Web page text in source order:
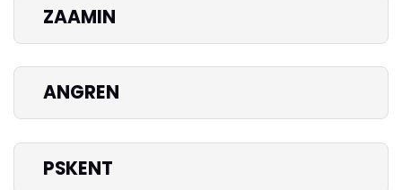
ZAAMIN
ANGREN
PSKENT